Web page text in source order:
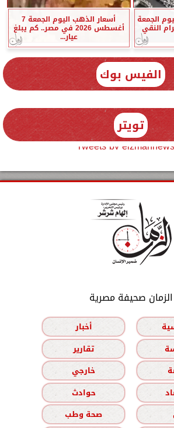
الجمعة
والجرام النقي
أسعار الذهب اليوم الجمعة 7
أغسطس 2026 في مصر.. كم يبلغ
عيار...
الفيس بوك
تويتر
Tweets by
الزمان صحيفة مصرية
أخبار
تقارير
خارجي
حوادث
صحة وطب